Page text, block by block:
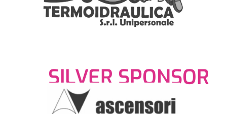
SILVER SPONSOR